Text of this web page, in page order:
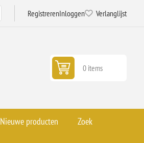
RegistrerenInloggen Verlanglijst
0 items
Nieuwe producten Zoek